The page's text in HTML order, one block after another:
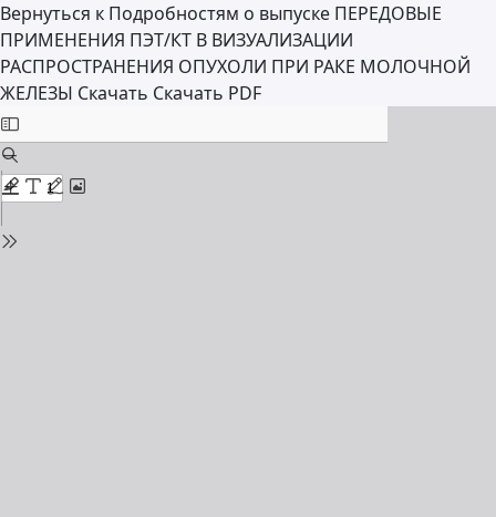
Вернуться к Подробностям о выпуске ПЕРЕДОВЫЕ
ПРИМЕНЕНИЯ ПЭТ/КТ В ВИЗУАЛИЗАЦИИ
РАСПРОСТРАНЕНИЯ ОПУХОЛИ ПРИ РАКЕ МОЛОЧНОЙ
ЖЕЛЕЗЫ Скачать Скачать PDF